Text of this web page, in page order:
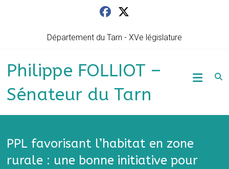
Département du Tarn - XVe législature
Philippe FOLLIOT –
Sénateur du Tarn
PPL favorisant l’habitat en zone
rurale : une bonne initiative pour